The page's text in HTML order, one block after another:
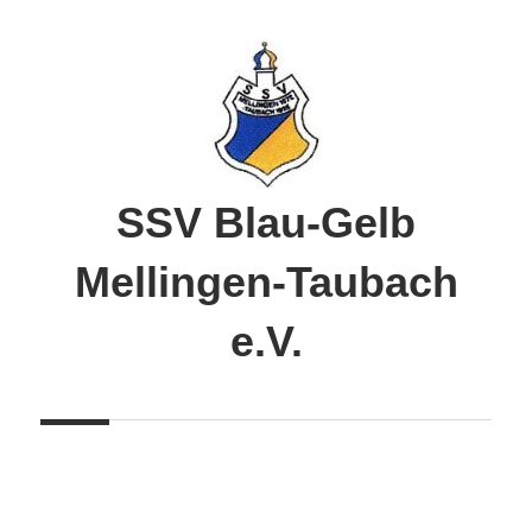
SSV Blau-Gelb
Mellingen-Taubach
e.V.